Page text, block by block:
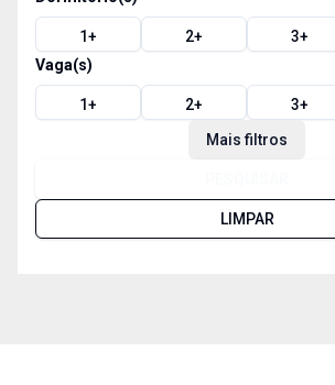
1+ 2+ 3+
Vaga(s)
1+ 2+ 3+
Mais filtros
LIMPAR